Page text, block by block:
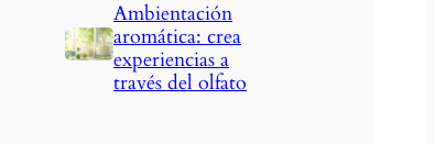
Ambientación
aromática: crea
experiencias a
través del olfato